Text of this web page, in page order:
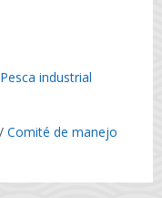
Pesca industrial
/ Comité de manejo